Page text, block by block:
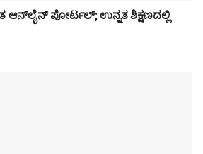
ಆನ್‌ಲೈನ್ ಪೋರ್ಟಲ್; ಉನ್ನತ ಶಿಕ್ಷಣದಲ್ಲಿ